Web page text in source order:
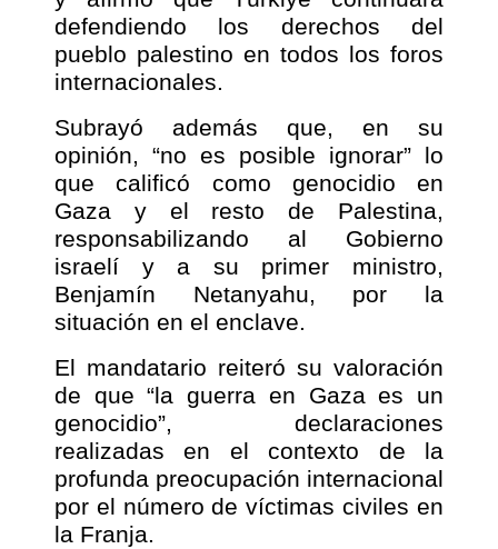
defendiendo los derechos del
pueblo palestino en todos los foros
internacionales.
Subrayó además que, en su
opinión, “no es posible ignorar” lo
que calificó como genocidio en
Gaza y el resto de Palestina,
responsabilizando al Gobierno
israelí y a su primer ministro,
Benjamín Netanyahu, por la
situación en el enclave.
El mandatario reiteró su valoración
de que “la guerra en Gaza es un
genocidio”, declaraciones
realizadas en el contexto de la
profunda preocupación internacional
por el número de víctimas civiles en
la Franja.